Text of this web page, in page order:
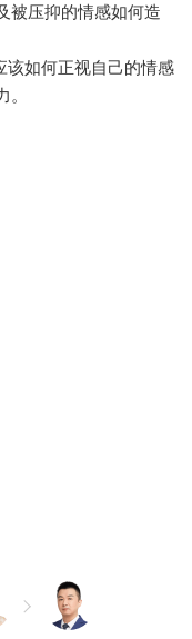
被压抑的情感如何造
该如何正视自己的情感